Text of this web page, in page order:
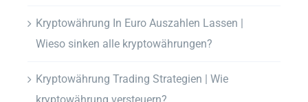
Kryptowährung In Euro Auszahlen Lassen |
Wieso sinken alle kryptowährungen?
Kryptowährung Trading Strategien | Wie
kryptowährung versteuern?